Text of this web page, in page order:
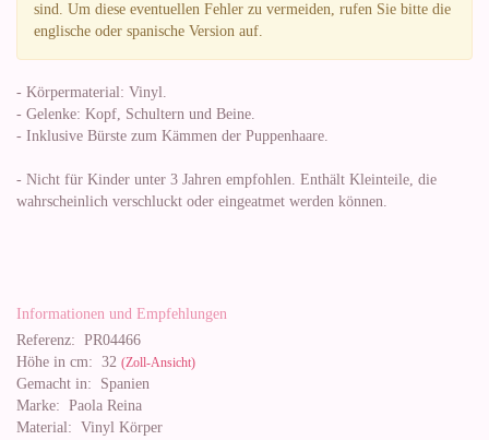
sind. Um diese eventuellen Fehler zu vermeiden, rufen Sie bitte die
englische oder spanische Version auf.
- Körpermaterial: Vinyl.
- Gelenke: Kopf, Schultern und Beine.
- Inklusive Bürste zum Kämmen der Puppenhaare.
- Nicht für Kinder unter 3 Jahren empfohlen. Enthält Kleinteile, die
wahrscheinlich verschluckt oder eingeatmet werden können.
Informationen und Empfehlungen
Referenz: PR04466
Höhe in cm: 32 (Zoll-Ansicht)
Gemacht in: Spanien
Marke: Paola Reina
Material: Vinyl Körper